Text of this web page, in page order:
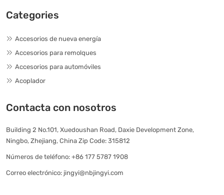
Categories
Accesorios de nueva energía
Accesorios para remolques
Accesorios para automóviles
Acoplador
Contacta con nosotros
Building 2 No.101, Xuedoushan Road, Daxie Development Zone,
Ningbo, Zhejiang, China Zip Code: 315812
Números de teléfono: +86 177 5787 1908
Correo electrónico: jingyi@nbjingyi.com